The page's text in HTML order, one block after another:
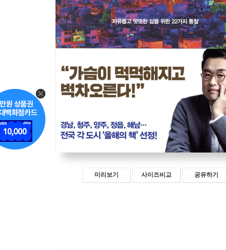
미리보기 사이즈비교 공유하기